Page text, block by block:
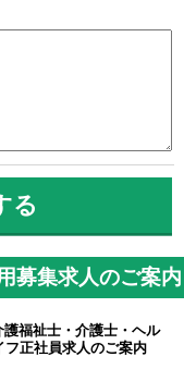
募集求人のご案内
福祉士・介護士・ヘル
フ正社員求人のご案内